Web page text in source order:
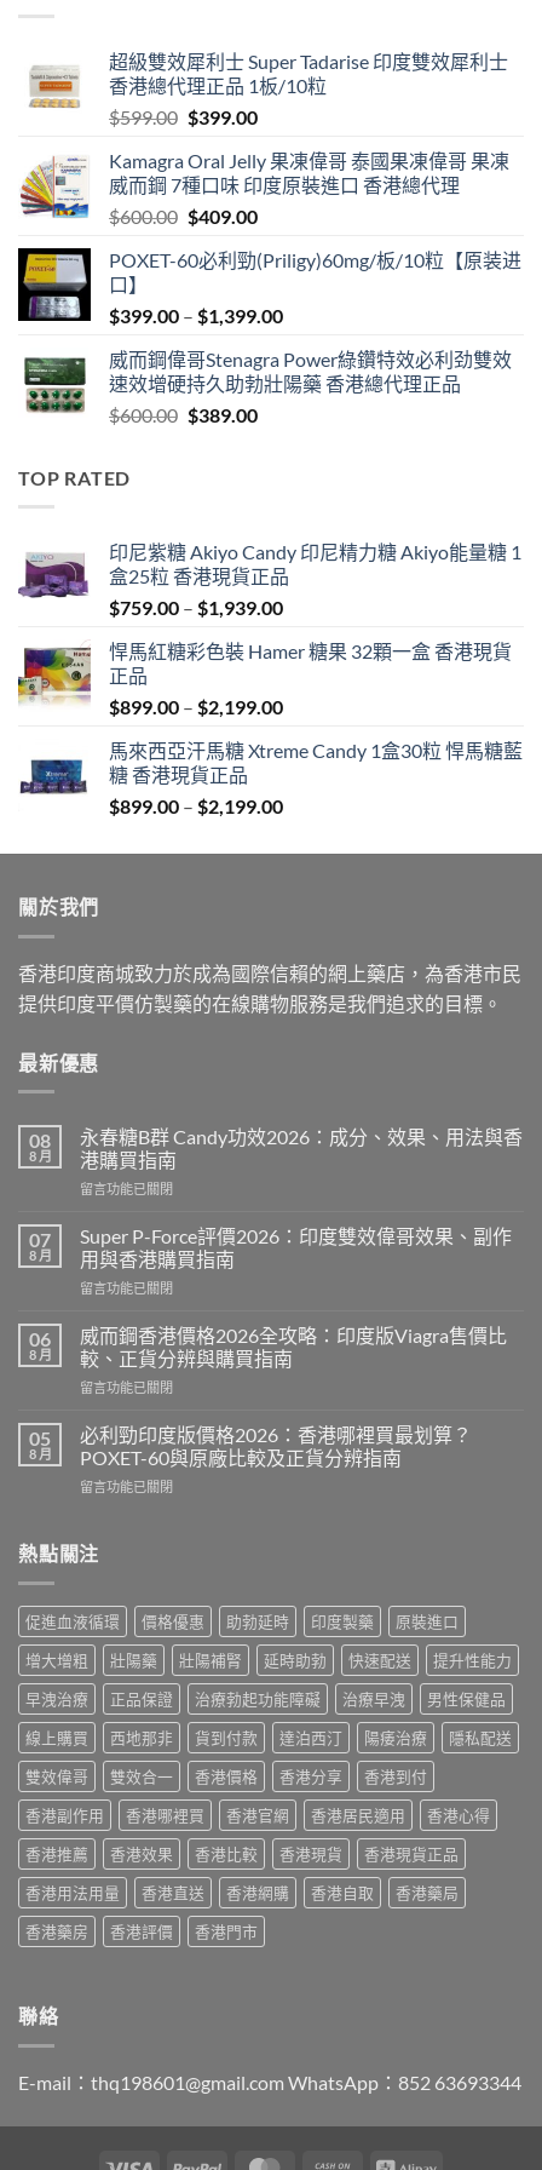
超級雙效犀利士 Super Tadarise 印度雙效犀利士
香港總代理正品 1板/10粒
$599.00 Original
was:
$599.00.
$399.00Current
is:
$399.00.
Kamagra Oral Jelly 果凍偉哥 泰國果凍偉哥 果凍
威而鋼 7種口味 印度原裝進口 香港總代理
$600.00 Original
was:
$409.00Current
is:
POXET-60必利勁(Priligy)60mg/板/10粒【原装进
口】
$399.00 – $1,399.00Price
$399.00
through
威而鋼偉哥Stenagra Power綠鑽特效必利劲雙效
速效增硬持久助勃壯陽藥 香港總代理正品
$600.00 Original
$389.00Current
TOP RATED
印尼紫糖 Akiyo Candy 印尼精力糖 Akiyo能量糖 1
盒25粒 香港現貨正品
$759.00 – $1,939.00Price
$759.00
$1,939.00
悍馬紅糖彩色裝 Hamer 糖果 32顆一盒 香港現貨
正品
$899.00 – $2,199.00Price
$899.00
$2,199.00
馬來西亞汗馬糖 Xtreme Candy 1盒30粒 悍馬糖藍
糖 香港現貨正品
$899.00 – $2,199.00Price
$899.00
關於我們
香港印度商城致力於成為國際信賴的網上藥店，為香港市民
提供印度平價仿製藥的在線購物服務是我們追求的目標。
最新優惠
08
8 月
永春糖B群 Candy功效2026：成分、效果、用法與香
港購買指南
在
春
糖
B
群
功
效
2026：
成
效
果、
法
港
指
南〉
中
留言功能已關閉
07
8 月
Super P-Force評價2026：印度雙效偉哥效果、副作
用與香港購買指南
在
P-
Force
評
價
印
度
效
效
作
用
與
香
港
購
買
指
南〉
中
留言功能已關閉
06
8 月
威而鋼香港價格2026全攻略：印度版Viagra售價比
較、正貨分辨與購買指南
在
而
鋼
香
港
2026
略：
印
度
版
Viagra
售
價
比
較、
正
貨
分
辨
與
購
買
指
留言功能已關閉
05
8 月
必利勁印度版價格2026：香港哪裡買最划算？
POXET-60與原廠比較及正貨分辨指南
在
勁
印
版
價
格
2026：
香
港
哪
裡
買
最
划
算？
POXET-
60
與
原
廠
辨
南〉
留言功能已關閉
熱點關注
促進血液循環 價格優惠 助勃延時 印度製藥
原裝進口
增大增粗
壯陽藥 壯陽補腎 延時助勃 快速配送
提升性能力
早洩治療
正品保證 治療勃起功能障礙 治療早洩
男性保健品
線上購買
西地那非 貨到付款 達泊西汀 陽痿治療
隱私配送
雙效偉哥
雙效合一 香港價格 香港分享
香港到付
香港副作用
香港哪裡買 香港官網 香港居民適用
香港心得
香港推薦
香港效果 香港比較 香港現貨
香港現貨正品
香港用法用量
香港直送 香港網購 香港自取
香港藥局
香港藥房
香港評價 香港門市
聯絡
E-mail： thq198601@gmail.com WhatsApp：852 63693344